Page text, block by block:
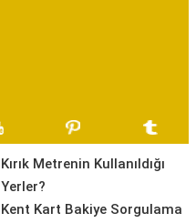
Kırık Metrenin Kullanıldığı
Yerler?
Kent Kart Bakiye Sorgulama